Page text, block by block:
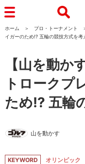
ホーム プロ・トーナメント
イガーのため!? 五輪の競技方式を考
【山を動か
トロークプ
ため!? 五輪
山を動かす
KEYWORD オリンピック